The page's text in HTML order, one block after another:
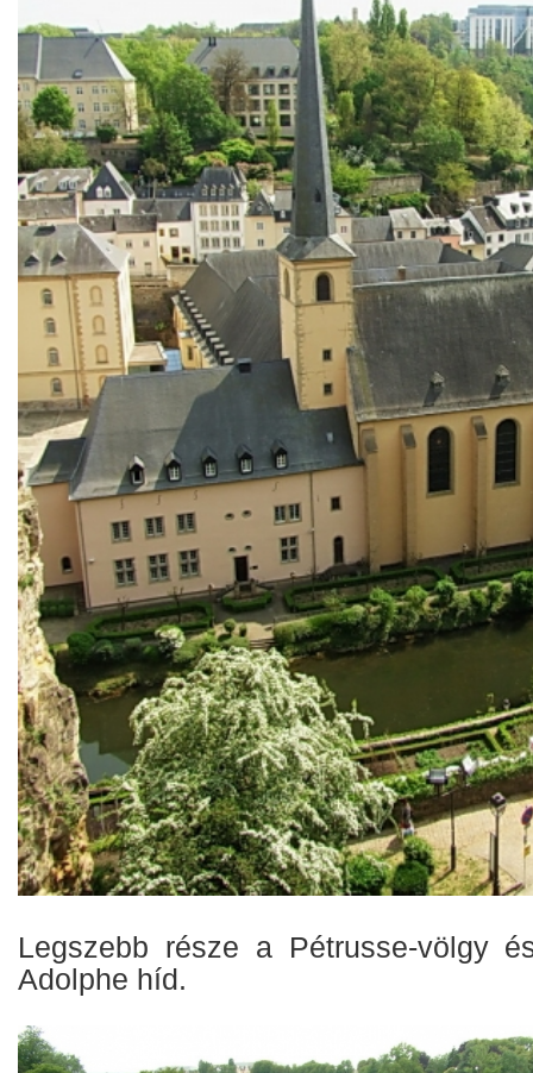
Legszebb része a Pétrusse-völgy
Adolphe híd.